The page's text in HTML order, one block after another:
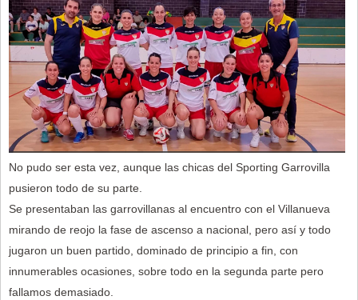
No pudo ser esta vez, aunque las chicas del Sporting Garrovilla
pusieron todo de su parte.
Se presentaban las garrovillanas al encuentro con el Villanueva
mirando de reojo la fase de ascenso a nacional, pero así y todo
jugaron un buen partido, dominado de principio a fin, con
innumerables ocasiones, sobre todo en la segunda parte pero
fallamos demasiado.